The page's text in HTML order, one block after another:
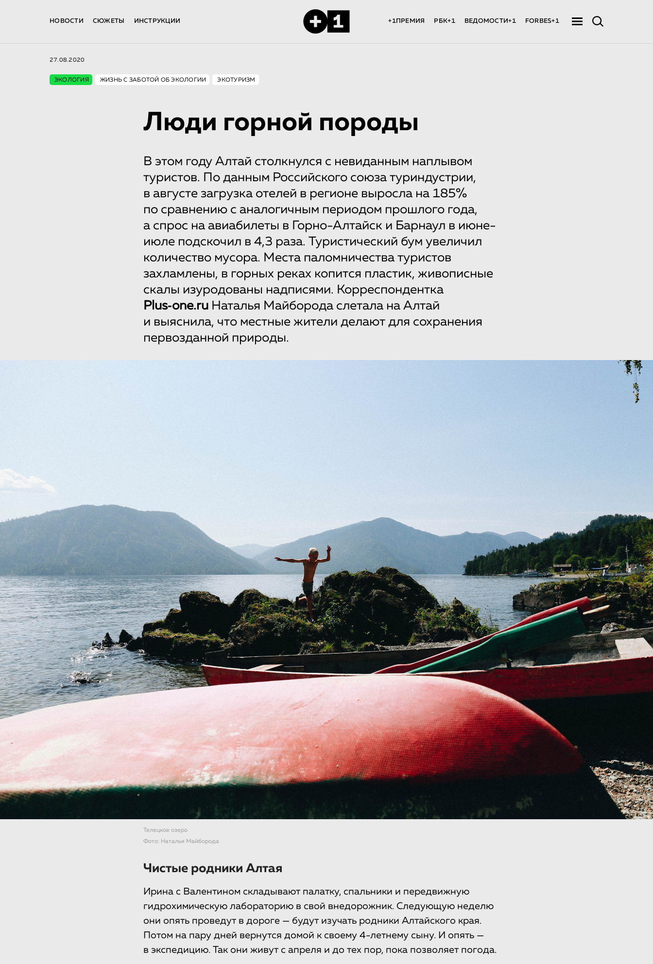
НОВОСТИ СЮЖЕТЫ ИНСТРУКЦИИ +1ПРЕМИЯ РБК+1 ВЕДОМОСТИ+1 FORBES+1
27.08.2020
ЭКОЛОГИЯ ЖИЗНЬ С ЗАБОТОЙ ОБ ЭКОЛОГИИ ЭКОТУРИЗМ
Люди горной породы
В этом году Алтай столкнулся с невиданным наплывом
туристов. По данным Российского союза туриндустрии,
в августе загрузка отелей в регионе выросла на 185%
по сравнению с аналогичным периодом прошлого года,
а спрос на авиабилеты в Горно-Алтайск и Барнаул в июне-
июле подскочил в 4,3 раза. Туристический бум увеличил
количество мусора. Места паломничества туристов
захламлены, в горных реках копится пластик, живописные
скалы изуродованы надписями. Корреспондентка
Plus‑one.ruНаталья Майборода слетала на Алтай
и выяснила, что местные жители делают для сохранения
первозданной природы.
Телецкое озеро
Фото: Наталья Майборода
Чистые родники Алтая
Ирина с Валентином складывают палатку, спальники и передвижную
гидрохимическую лабораторию в свой внедорожник. Следующую неделю
они опять проведут в дороге — будут изучать родники Алтайского края.
Потом на пару дней вернутся домой к своему 4-летнему сыну. И опять —
в экспедицию. Так они живут с апреля и до тех пор, пока позволяет погода.